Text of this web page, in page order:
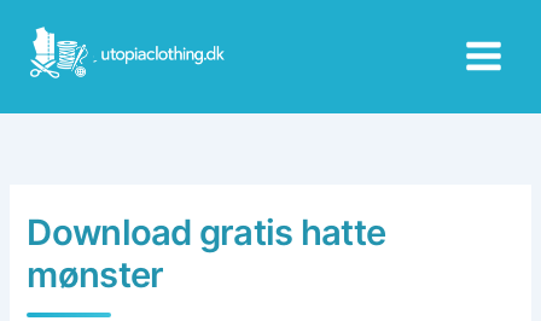
content
Download gratis hatte
mønster